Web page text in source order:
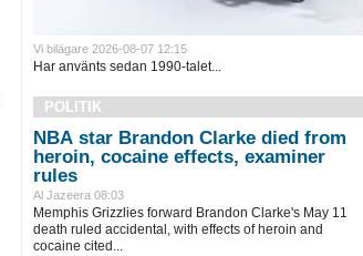
Vi bilägare 2026-08-07 12:15
Har använts sedan 1990-talet...
POLITIK
NBA star Brandon Clarke died from
heroin, cocaine effects, examiner
rules
Al Jazeera 08:03
Memphis Grizzlies ⁠forward Brandon Clarke's ⁠May 11
death ruled accidental, with effects of heroin and
cocaine cited...